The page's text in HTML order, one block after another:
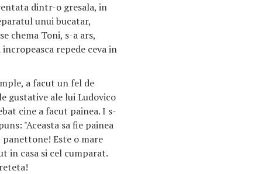
dintr-o gresala, in
unui bucatar,
chema Toni, s-a ars,
repede ceva in
a facut un fel de
gustative ale lui Ludovico
cine a facut painea. I s-
"Aceasta sa fie painea
panettone! Este o mare
in casa si cel cumparat.